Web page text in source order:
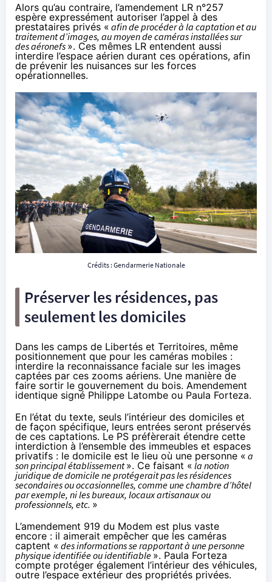
Alors qu’au contraire, l’amendement LR n°257
espère expressément autoriser l’appel à des
prestataires privés « afin de procéder à la captation et au
traitement d’images, au moyen de caméras installées sur
des aéronefs ». Ces mêmes LR entendent aussi
interdire l’espace aérien durant ces opérations, afin
de prévenir les nuisances sur les forces
opérationnelles.
Crédits : Gendarmerie Nationale
Préserver les résidences, pas
seulement les domiciles
Dans les camps de Libertés et Territoires, même
positionnement que pour les caméras mobiles :
interdire la reconnaissance faciale sur les images
captées par ces zooms aériens. Une manière de
faire sortir le gouvernement du bois. Amendement
identique signé Philippe Latombe ou Paula Forteza.
En l’état du texte, seuls l’intérieur des domiciles et
de façon spécifique, leurs entrées seront préservés
de ces captations. Le PS préfèrerait étendre cette
interdiction à l’ensemble des immeubles et espaces
privatifs : le domicile est le lieu où une personne « a
son principal établissement». Ce faisant « la notion
juridique de domicile ne protégerait pas les résidences
secondaires ou occasionnelles, comme une chambre d’hôtel
par exemple, ni les bureaux, locaux artisanaux ou
professionnels, etc. »
L’amendement 919 du Modem est plus vaste
encore : il aimerait empêcher que les caméras
captent « des informations se rapportant à une personne
physique identifiée ou identifiable ». Paula Forteza
compte protéger également l’intérieur des véhicules,
outre l’espace extérieur des propriétés privées.